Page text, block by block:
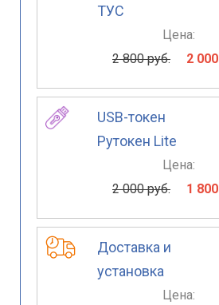
ТУС
Цена:
2 800 руб.
2 000
USB-токен
Рутокен Lite
Цена:
2 000 руб.
1 800
Доставка и
установка
Цена: